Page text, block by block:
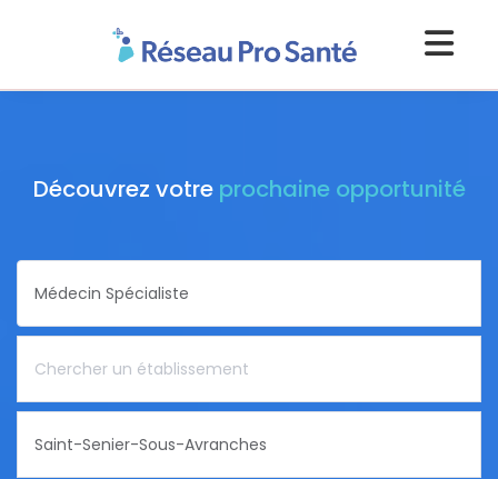
Découvrez votre prochaine opportunité